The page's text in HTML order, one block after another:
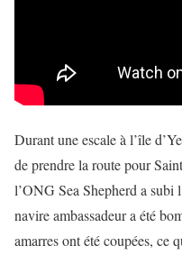
Durant une escale à l’île
de prendre la route pour
l’ONG Sea Shepherd a subi
navire ambassadeur a été
amarres ont été coupées, ce